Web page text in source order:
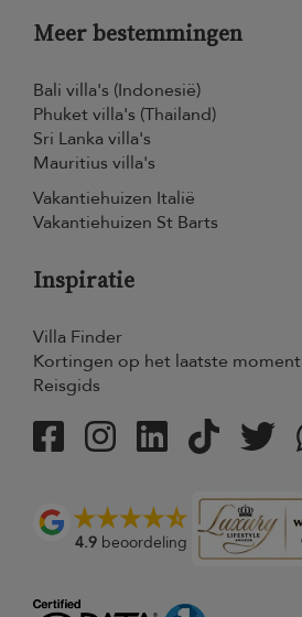
Meer bestemmingen
Bali villa's (Indonesië)
Phuket villa's (Thailand)
Sri Lanka villa's
Mauritius villa's
Vakantiehuizen Italië
Vakantiehuizen St Barts
Inspiratie
Villa Finder
Kortingen op het laatste moment
Reisgids
4.9 beoordeling